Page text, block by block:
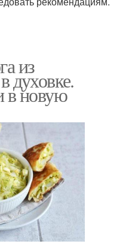
из
духовке.
в новую